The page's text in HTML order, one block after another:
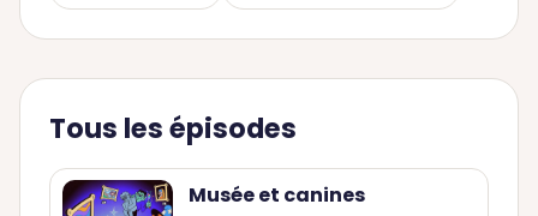
Tous les épisodes
Musée et canines